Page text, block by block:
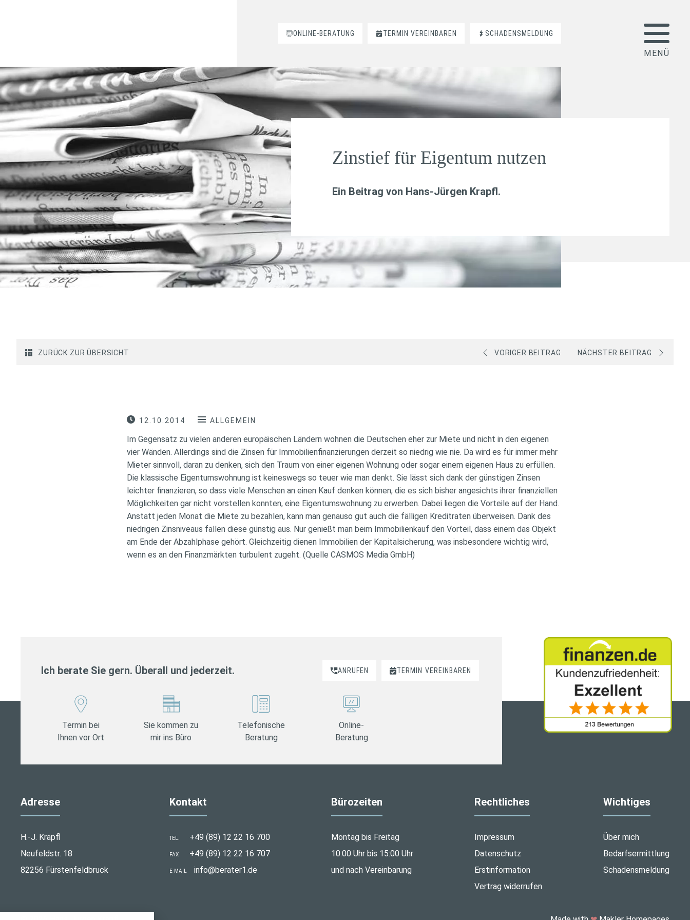
ONLINE-BERATUNG TERMIN VEREINBAREN SCHADENSMELDUNG
Zinstief für Eigentum nutzen
Ein Beitrag von Hans-Jürgen Krapfl.
ZURÜCK ZUR ÜBERSICHT VORIGER BEITRAG NÄCHSTER BEITRAG
12.10.2014 ALLGEMEIN
Im Gegensatz zu vielen anderen europäischen Ländern wohnen die Deutschen eher zur Miete und nicht in den eigenen
vier Wänden. Allerdings sind die Zinsen für Immobilienfinanzierungen derzeit so niedrig wie nie. Da wird es für immer mehr
Mieter sinnvoll, daran zu denken, sich den Traum von einer eigenen Wohnung oder sogar einem eigenen Haus zu erfüllen.
Die klassische Eigentumswohnung ist keineswegs so teuer wie man denkt. Sie lässt sich dank der günstigen Zinsen
leichter finanzieren, so dass viele Menschen an einen Kauf denken können, die es sich bisher angesichts ihrer finanziellen
Möglichkeiten gar nicht vorstellen konnten, eine Eigentumswohnung zu erwerben. Dabei liegen die Vorteile auf der Hand.
Anstatt jeden Monat die Miete zu bezahlen, kann man genauso gut auch die fälligen Kreditraten überweisen. Dank des
niedrigen Zinsniveaus fallen diese günstig aus. Nur genießt man beim Immobilienkauf den Vorteil, dass einem das Objekt
am Ende der Abzahlphase gehört. Gleichzeitig dienen Immobilien der Kapitalsicherung, was insbesondere wichtig wird,
wenn es an den Finanzmärkten turbulent zugeht. (Quelle CASMOS Media GmbH)
Ich berate Sie gern. Überall und jederzeit. ANRUFEN TERMIN VEREINBAREN
Termin bei
Ihnen vor Ort
Sie kommen zu
mir ins Büro
Telefonische
Beratung
Online-
Beratung
Adresse
H.-J. Krapfl
Neufeldstr. 18
82256 Fürstenfeldbruck
Kontakt
TEL. +49 (89) 12 22 16 700
FAX +49 (89) 12 22 16 707
E-MAIL info@berater1.de
Bürozeiten
Montag bis Freitag
10:00 Uhr bis 15:00 Uhr
und nach Vereinbarung
Rechtliches
Impressum
Datenschutz
Erstinformation
Vertrag widerrufen
Wichtiges
Über mich
Bedarfsermittlung
Schadensmeldung